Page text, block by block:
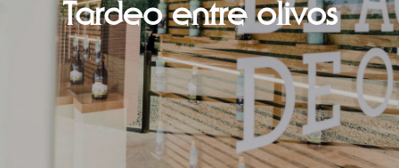
Tardeo entre olivos